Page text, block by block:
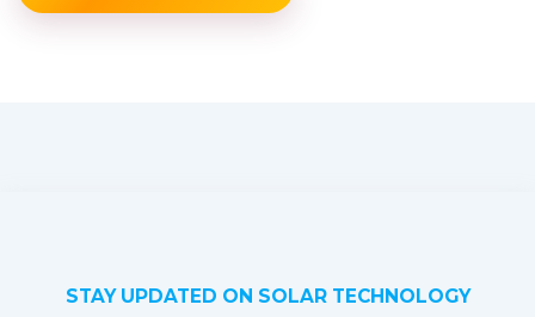
STAY UPDATED ON SOLAR TECHNOLOGY